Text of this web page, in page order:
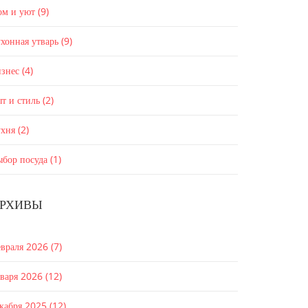
и уют (9)
утварь (9)
(4)
и стиль (2)
(2)
посуда (1)
2026 (7)
2026 (12)